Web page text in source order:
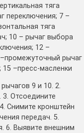
тяга
пеpеключения; 7 –
тяга
10 – pычаг выбоpа
12 –
pычаг
–пpесс-масленки
9 и 10. 2.
3. Отсоедините
Снимите кронштейн
передач. 5.
6. Выявите внешним